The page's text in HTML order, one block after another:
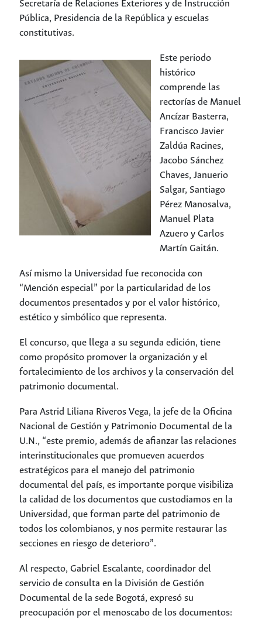
Secretaría de Relaciones Exteriores y de Instrucción
Pública, Presidencia de la República y escuelas
constitutivas.
Este periodo
histórico
comprende las
rectorías de Manuel
Ancízar Basterra,
Francisco Javier
Zaldúa Racines,
Jacobo Sánchez
Chaves, Januerio
Salgar, Santiago
Pérez Manosalva,
Manuel Plata
Azuero y Carlos
Martín Gaitán.
Así mismo la Universidad fue reconocida con
“Mención especial” por la particularidad de los
documentos presentados y por el valor histórico,
estético y simbólico que representa.
El concurso, que llega a su segunda edición, tiene
como propósito promover la organización y el
fortalecimiento de los archivos y la conservación del
patrimonio documental.
Para Astrid Liliana Riveros Vega, la jefe de la Oficina
Nacional de Gestión y Patrimonio Documental de la
U.N., “este premio, además de afianzar las relaciones
interinstitucionales que promueven acuerdos
estratégicos para el manejo del patrimonio
documental del país, es importante porque visibiliza
la calidad de los documentos que custodiamos en la
Universidad, que forman parte del patrimonio de
todos los colombianos, y nos permite restaurar las
secciones en riesgo de deterioro”.
Al respecto, Gabriel Escalante, coordinador del
servicio de consulta en la División de Gestión
Documental de la sede Bogotá, expresó su
preocupación por el menoscabo de los documentos: